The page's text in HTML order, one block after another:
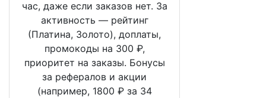
час, даже если заказов нет. За
активность — рейтинг
(Платина, Золото), доплаты,
промокоды на 300 ₽,
приоритет на заказы. Бонусы
за рефералов и акции
(например, 1800 ₽ за 34